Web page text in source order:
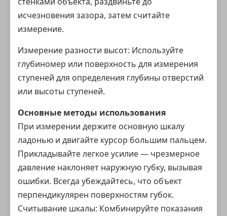
исчезновения зазора, затем считайте
измерение.
Измерение разности высот: Используйте
глубиномер или поверхность для измерения
ступеней для определения глубины отверстий
или высоты ступеней.
Основные методы использования
При измерении держите основную шкалу
ладонью и двигайте курсор большим пальцем.
Прикладывайте легкое усилие — чрезмерное
давление наклоняет наружную губку, вызывая
ошибки. Всегда убеждайтесь, что объект
перпендикулярен поверхностям губок.
Считывание шкалы: Комбинируйте показания